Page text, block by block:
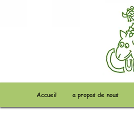
Accueil a propos de nous